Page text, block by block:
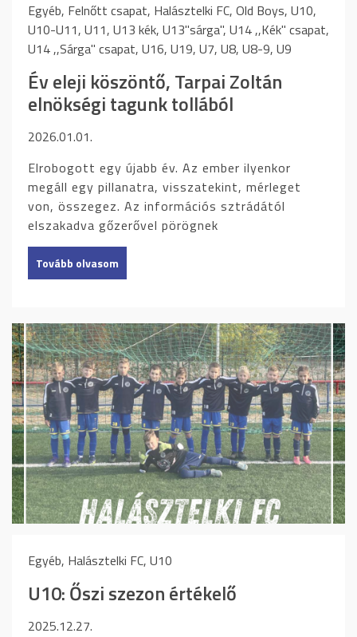
Egyéb, Felnőtt csapat, Halásztelki FC, Old Boys, U10,
U10-U11, U11, U13 kék, U13"sárga", U14 ,,Kék" csapat,
U14 ,,Sárga" csapat, U16, U19, U7, U8, U8-9, U9
Év eleji köszöntő, Tarpai Zoltán
elnökségi tagunk tollából
2026.01.01.
Elrobogott egy újabb év. Az ember ilyenkor
megáll egy pillanatra, visszatekint, mérleget
von, összegez. Az információs sztrádától
elszakadva gőzerővel pörögnek
Tovább olvasom
Egyéb, Halásztelki FC, U10
U10: Őszi szezon értékelő
2025.12.27.